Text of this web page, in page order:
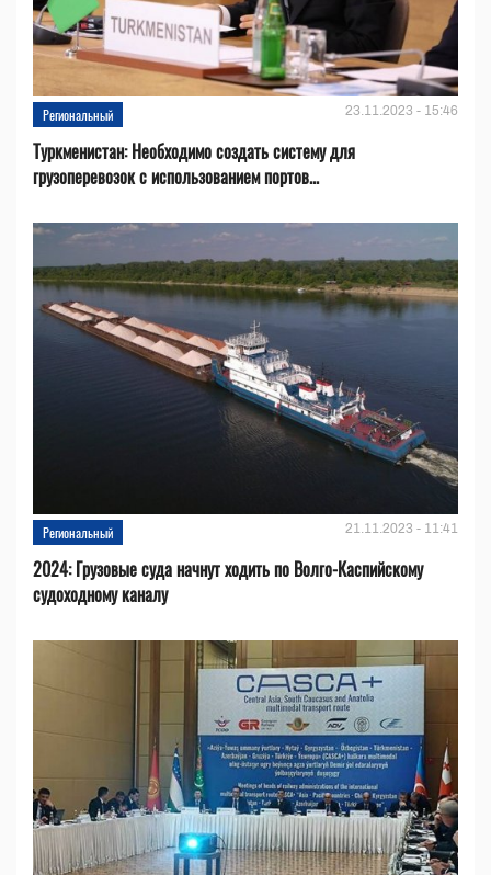
Региональный 23.11.2023 - 15:46
Туркменистан: Необходимо создать систему для
грузоперевозок с использованием портов...
Региональный 21.11.2023 - 11:41
2024: Грузовые суда начнут ходить по Волго-Каспийскому
судоходному каналу